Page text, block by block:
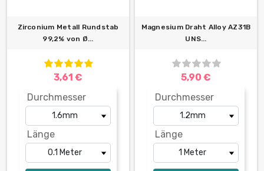
Zirconium Metall Rundstab
99,2% von Ø...
3,61 €
Durchmesser
Länge
Magnesium Draht Alloy AZ31B
UNS...
5,90 €
Durchmesser
Länge